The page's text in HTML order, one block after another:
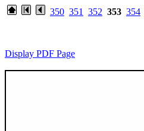
350 351 352 353 354
Display PDF Page